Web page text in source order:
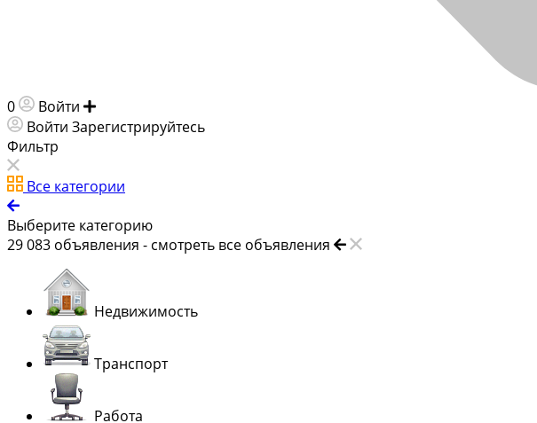
0 Войти
Войти Зарегистрируйтесь
Фильтр
Все категории
Выберите категорию
29 083 объявления - смотреть все объявления
Недвижимость
Транспорт
Работа